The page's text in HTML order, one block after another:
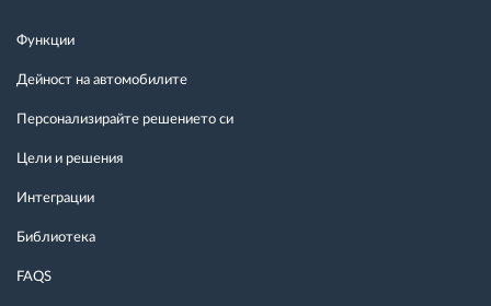
Функции
Дейност на автомобилите
Персонализирайте решението си
Цели и решения
Интеграции
Библиотека
FAQS